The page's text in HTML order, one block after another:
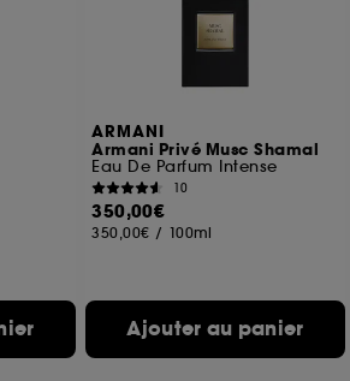
ARMANI
Armani Privé Musc Shamal
Eau De Parfum Intense
10
350,00€
350,00€ / 100ml
Ajouter au panier